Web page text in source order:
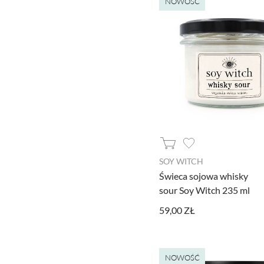
SOY WITCH
Świeca sojowa whisky
sour Soy Witch 235 ml
59,00 ZŁ
NOWOŚĆ
Ustawiając poszczególne
administratora tej strony oraz
Jeżeli chcesz zaakceptować
Aby dokonać bardziej